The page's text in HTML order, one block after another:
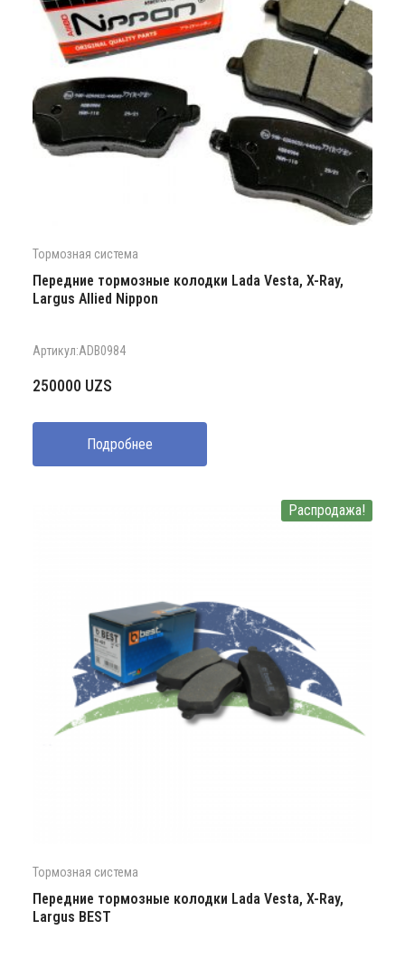
Тормозная система
Передние тормозные колодки Lada Vesta, X-Ray,
Largus Allied Nippon
Артикул:ADB0984
250000 UZS
Подробнее
Распродажа!
Тормозная система
Передние тормозные колодки Lada Vesta, X-Ray,
Largus BEST